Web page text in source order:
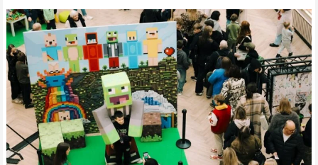
Częstochowa,
Kłobuck,
Lubliniec,
Myszków